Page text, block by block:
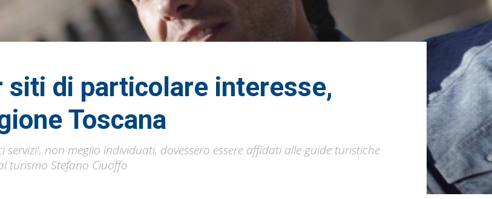
siti di particolare interesse,
Toscana
non meglio individuati, dovessero essere affidati alle guide turistiche
turismo Stefano Ciuoffo